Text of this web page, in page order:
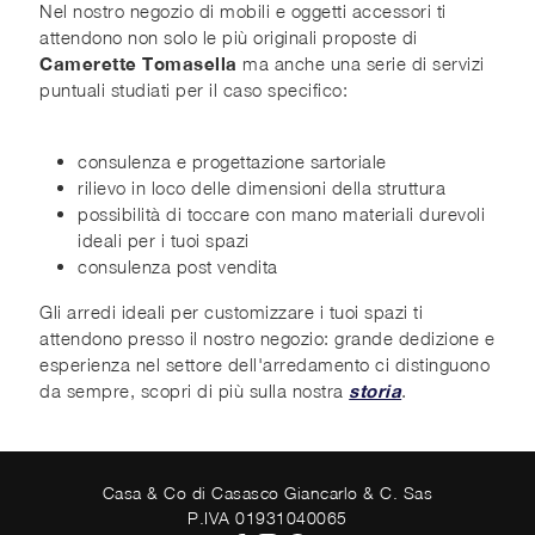
Nel nostro negozio di mobili e oggetti accessori ti
attendono non solo le più originali proposte di
Camerette Tomasella ma anche una serie di servizi
puntuali studiati per il caso specifico:
consulenza e progettazione sartoriale
rilievo in loco delle dimensioni della struttura
possibilità di toccare con mano materiali durevoli
ideali per i tuoi spazi
consulenza post vendita
Gli arredi ideali per customizzare i tuoi spazi ti
attendono presso il nostro negozio: grande dedizione e
esperienza nel settore dell'arredamento ci distinguono
da sempre, scopri di più sulla nostra storia.
Casa & Co di Casasco Giancarlo & C. Sas
P.IVA 01931040065